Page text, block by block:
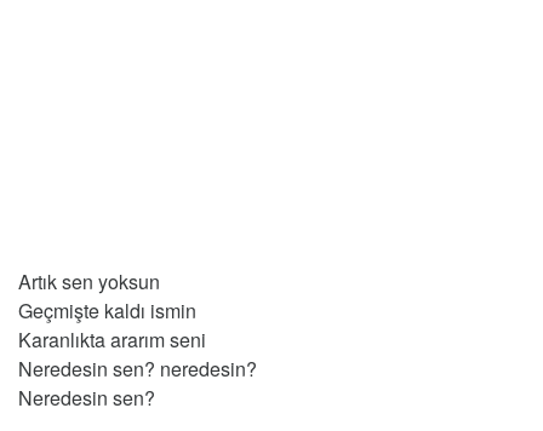
Artık sen yoksun
Geçmişte kaldı ismin
Karanlıkta ararım seni
Neredesin sen? neredesin?
Neredesin sen?